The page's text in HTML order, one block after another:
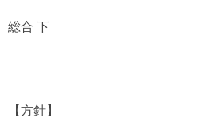
総合 下
【方針】